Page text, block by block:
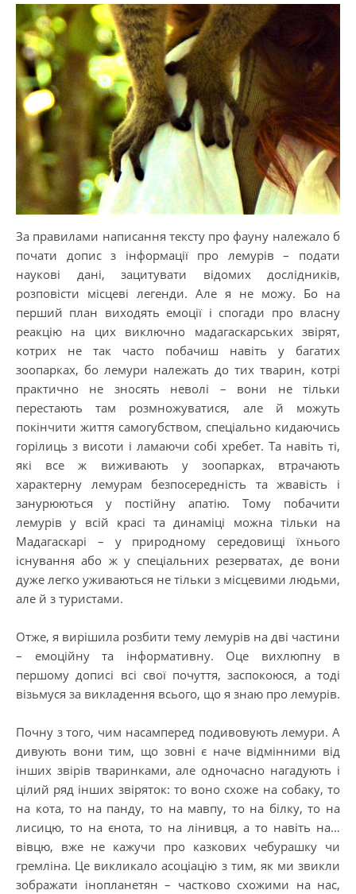
За правилами написання тексту про фауну належало б
почати допис з інформації про лемурів – подати
наукові дані, зацитувати відомих дослідників,
розповісти місцеві легенди. Але я не можу. Бо на
перший план виходять емоції і спогади про власну
реакцію на цих виключно мадагаскарських звірят,
котрих не так часто побачиш навіть у багатих
зоопарках, бо лемури належать до тих тварин, котрі
практично не зносять неволі – вони не тільки
перестають там розмножуватися, але й можуть
покінчити життя самогубством, спеціально кидаючись
горілиць з висоти і ламаючи собі хребет. Та навіть ті,
які все ж виживають у зоопарках, втрачають
характерну лемурам безпосередність та жвавість і
занурюються у постійну апатію. Тому побачити
лемурів у всій красі та динаміці можна тільки на
Мадагаскарі – у природному середовищі їхнього
існування або ж у спеціальних резерватах, де вони
дуже легко уживаються не тільки з місцевими людьми,
але й з туристами.
Отже, я вирішила розбити тему лемурів на дві частини
– емоційну та інформативну. Оце вихлюпну в
першому дописі всі свої почуття, заспокоюся, а тоді
візьмуся за викладення всього, що я знаю про лемурів.
Почну з того, чим насамперед подивовують лемури. А
дивують вони тим, що зовні є наче відмінними від
інших звірів тваринками, але одночасно нагадують і
цілий ряд інших звіряток: то воно схоже на собаку, то
на кота, то на панду, то на мавпу, то на білку, то на
лисицю, то на єнота, то на лінивця, а то навіть на…
вівцю, вже не кажучи про казкових чебурашку чи
гремліна. Це викликало асоціацію з тим, як ми звикли
зображати інопланетян – частково схожими на нас,